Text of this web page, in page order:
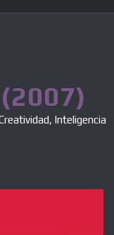
Inteligencia